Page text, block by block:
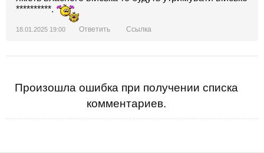
**********.
18.01.2025 19:00 Ответить Ссылка
Произошла ошибка при получении списка
комментариев.